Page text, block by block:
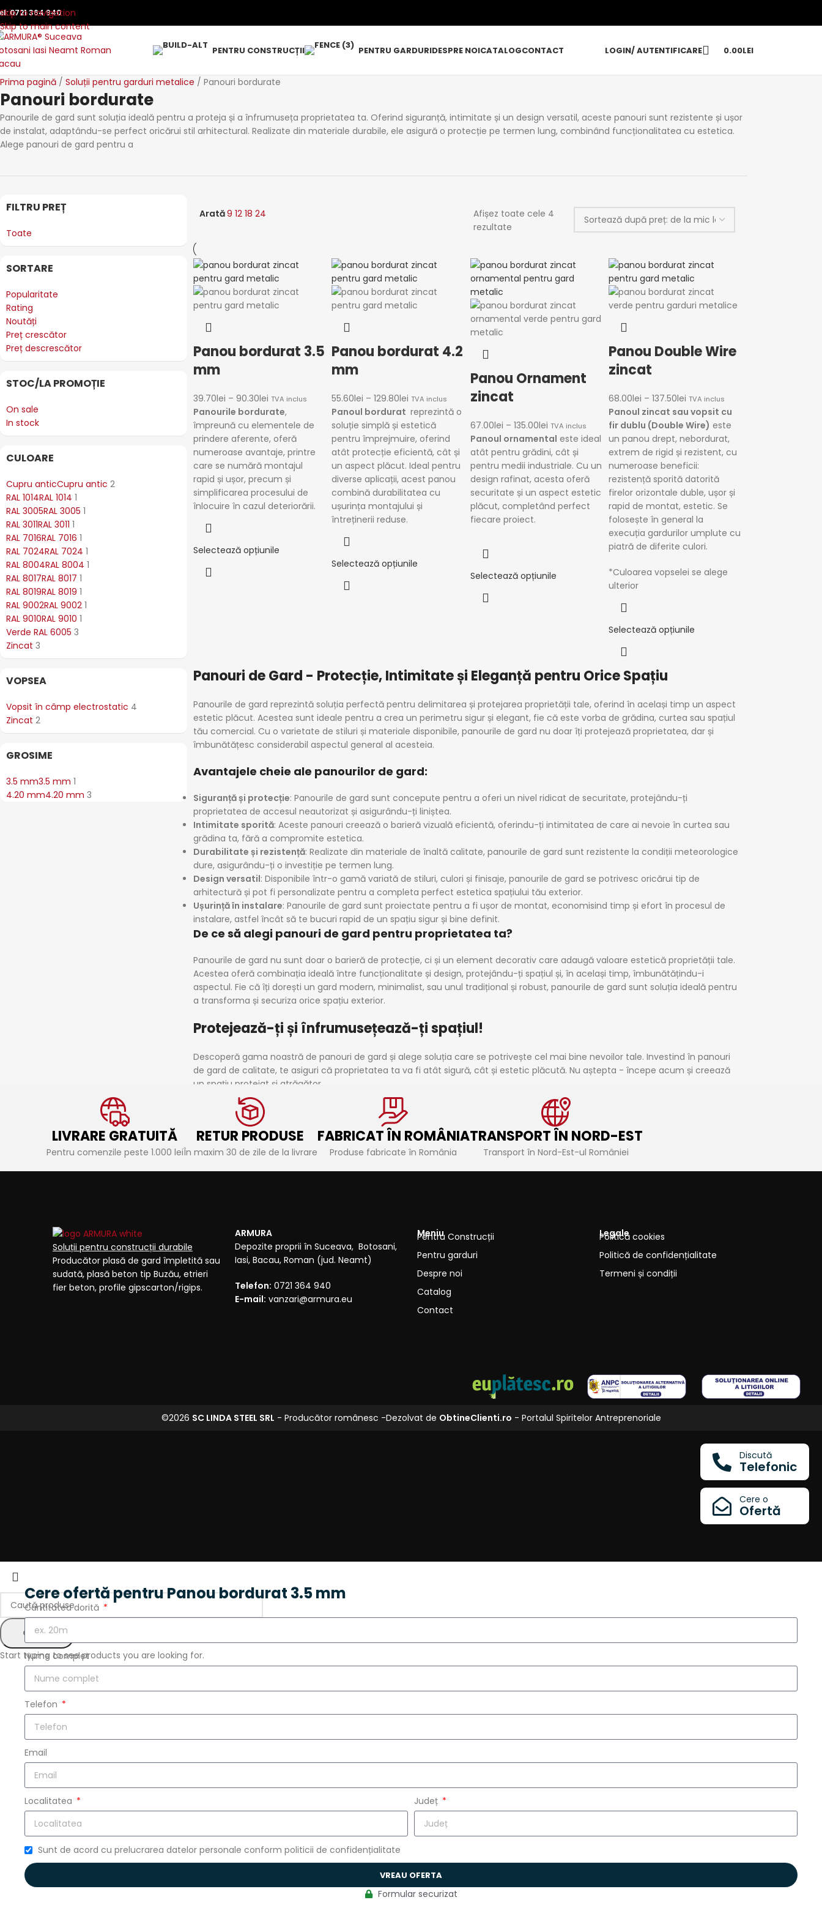
Skip to navigation
Skip to main content
0721 364 940
PENTRU CONSTRUCȚII PENTRU GARDURIDESPRE NOICATALOGCONTACT LOGIN/ AUTENTIFICARE 0.00LEI
Prima pagină Soluții pentru garduri metalice Panouri bordurate
Panouri bordurate
Panourile de gard sunt soluția ideală pentru a proteja și a înfrumuseța proprietatea ta. Oferind siguranță, intimitate și un design versatil, aceste panouri sunt rezistente și ușor
de instalat, adaptându-se perfect oricărui stil arhitectural. Realizate din materiale durabile, ele asigură o protecție pe termen lung, combinând funcționalitatea cu estetica.
Alege panouri de gard pentru a
FILTRU PREȚ
Toate
SORTARE
Popularitate
Rating
Noutăți
Preț crescător
Preț descrescător
STOC/LA PROMOȚIE
On sale
In stock
CULOARE
Cupru anticCupru antic 2
RAL 1014RAL 1014 1
RAL 3005RAL 3005 1
RAL 3011RAL 3011 1
RAL 7016RAL 7016 1
RAL 7024RAL 7024 1
RAL 8004RAL 8004 1
RAL 8017RAL 8017 1
RAL 8019RAL 8019 1
RAL 9002RAL 9002 1
RAL 9010RAL 9010 1
Verde RAL 6005 3
Zincat 3
VOPSEA
Vopsit în câmp electrostatic 4
Zincat 2
GROSIME
3.5 mm3.5 mm 1
4.20 mm4.20 mm 3
Arată9 12 18 24
Afișez toate cele 4
rezultate
Panou bordurat 3.5
mm
39.70lei – 90.30lei TVA inclus
Panourile bordurate,
împreună cu elementele de
prindere aferente, oferă
numeroase avantaje, printre
care se numără montajul
rapid și ușor, precum și
simplificarea procesului de
înlocuire în cazul deteriorării.
Selectează opțiunile
Panou bordurat 4.2
mm
55.60lei –129.80lei TVA inclus
Panoul bordurat reprezintă o
soluție simplă și estetică
pentru împrejmuire, oferind
atât protecție eficientă, cât și
un aspect plăcut. Ideal pentru
diverse aplicații, acest panou
combină durabilitatea cu
ușurința montajului și
întreținerii reduse.
Selectează opțiunile
Panou Ornament
zincat
67.00lei – 135.00lei TVA inclus
Panoul ornamental este ideal
atât pentru grădini, cât și
pentru medii industriale. Cu un
design rafinat, acesta oferă
securitate și un aspect estetic
plăcut, completând perfect
fiecare proiect.
Selectează opțiunile
Panou Double Wire
zincat
68.00lei –137.50lei TVA inclus
Panoul zincat sau vopsit cu
fir dublu (Double Wire) este
un panou drept, nebordurat,
extrem de rigid și rezistent,cu
numeroase beneficii:
rezistență sporită datorită
firelor orizontale duble, ușor și
rapid de montat, estetic.Se
folosește în general la
execuția gardurilor umplute cu
piatră de diferite culori.
*Culoarea vopselei se alege
ulterior
Selectează opțiunile
Panouri de Gard - Protecție, Intimitate și Eleganță pentru Orice Spațiu
Panourile de gard reprezintă soluția perfectă pentru delimitarea și protejarea proprietății tale, oferind în același timp un aspect
estetic plăcut. Acestea sunt ideale pentru a crea un perimetru sigur și elegant, fie că este vorba de grădina, curtea sau spațiul
tău comercial. Cu o varietate de stiluri și materiale disponibile, panourile de gard nu doar îți protejează proprietatea, dar și
îmbunătățesc considerabil aspectul general al acesteia.
Avantajele cheie ale panourilor de gard:
Siguranță și protecție: Panourile de gard sunt concepute pentru a oferi un nivel ridicat de securitate, protejându-ți
proprietatea de accesul neautorizat și asigurându-ți liniștea.
Intimitate sporită: Aceste panouri creează o barieră vizuală eficientă, oferindu-ți intimitatea de care ai nevoie în curtea sau
grădina ta, fără a compromite estetica.
Durabilitate și rezistență: Realizate din materiale de înaltă calitate, panourile de gard sunt rezistente la condiții meteorologice
dure, asigurându-ți o investiție pe termen lung.
Design versatil: Disponibile într-o gamă variată de stiluri, culori și finisaje, panourile de gard se potrivesc oricărui tip de
arhitectură și pot fi personalizate pentru a completa perfect estetica spațiului tău exterior.
Ușurință în instalare: Panourile de gard sunt proiectate pentru a fi ușor de montat, economisind timp și efort în procesul de
instalare, astfel încât să te bucuri rapid de un spațiu sigur și bine definit.
De ce să alegi panouri de gard pentru proprietatea ta?
Panourile de gard nu sunt doar o barieră de protecție, ci și un element decorativ care adaugă valoare estetică proprietății tale.
Acestea oferă combinația ideală între funcționalitate și design, protejându-ți spațiul și, în același timp, îmbunătățindu-i
aspectul. Fie că îți dorești un gard modern, minimalist, sau unul tradițional și robust, panourile de gard sunt soluția ideală pentru
a transforma și securiza orice spațiu exterior.
Protejează-ți și înfrumusețează-ți spațiul!
Descoperă gama noastră de panouri de gard și alege soluția care se potrivește cel mai bine nevoilor tale. Investind în panouri
de gard de calitate, te asiguri că proprietatea ta va fi atât sigură, cât și estetic plăcută. Nu aștepta - începe acum și creează
un spațiu protejat și atrăgător.
LIVRARE GRATUITĂ
Pentru comenzile peste 1.000 lei
RETUR PRODUSE
În maxim 30 de zile de la livrare
FABRICAT ÎN ROMÂNIA
Produse fabricate în România
TRANSPORT ÎN NORD-EST
Transport în Nord-Est-ul României
Soluții pentru construcții durabile
Producător plasă de gard împletită sau
sudată, plasă beton tip Buzău, etrieri
fier beton, profile gipscarton/rigips.
ARMURA
Depozite proprii în Suceava, Botosani,
Iasi, Bacau, Roman (jud. Neamt)
Telefon: 0721 364 940
E-mail: vanzari@armura.eu
Meniu
Pentru Construcții
Pentru garduri
Despre noi
Catalog
Contact
Legale
Politică cookies
Politică de confidențialitate
Termeni și condiții
©2026 SC LINDA STEEL SRL - Producător românesc -Dezolvat de ObtineClienti.ro - Portalul Spiritelor Antreprenoriale
Discută
Telefonic
Cere o
Ofertă
CAUTĂ
Start typing to see products you are looking for.
Cere ofertă pentru Panou bordurat 3.5 mm
Cantitatea dorită
Nume complet
Telefon
Email
Localitatea Județ
Sunt de acord cu prelucrarea datelor personale conform politicii de confidențialitate
VREAU OFERTA
Formular securizat